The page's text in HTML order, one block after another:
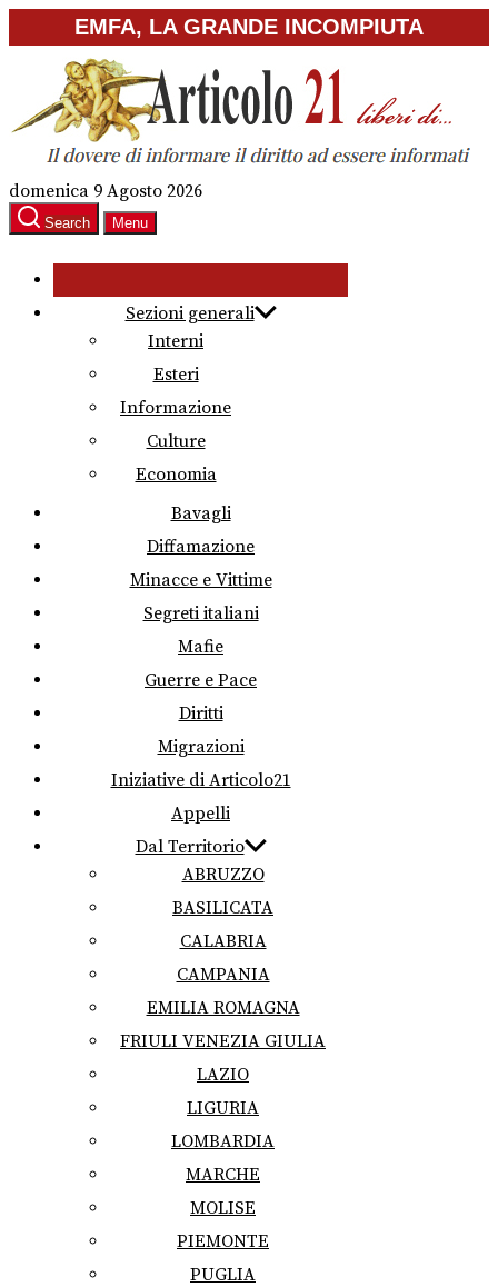
to
content
EMFA, LA GRANDE INCOMPIUTA
domenica 9 Agosto 2026
Search Menu
Sezioni generali
Interni
Esteri
Informazione
Culture
Economia
Bavagli
Diffamazione
Minacce e Vittime
Segreti italiani
Mafie
Guerre e Pace
Diritti
Migrazioni
Iniziative di Articolo21
Appelli
Dal Territorio
ABRUZZO
BASILICATA
CALABRIA
CAMPANIA
EMILIA ROMAGNA
FRIULI VENEZIA GIULIA
LAZIO
LIGURIA
LOMBARDIA
MARCHE
MOLISE
PIEMONTE
PUGLIA